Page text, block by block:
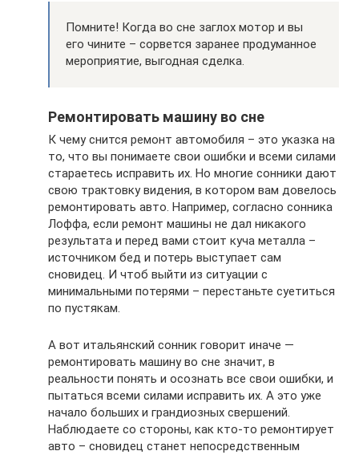
Помните! Когда во сне заглох мотор и вы
его чините – сорвется заранее продуманное
мероприятие, выгодная сделка.
Ремонтировать машину во сне
К чему снится ремонт автомобиля – это указка на
то, что вы понимаете свои ошибки и всеми силами
стараетесь исправить их. Но многие сонники дают
свою трактовку видения, в котором вам довелось
ремонтировать авто. Например, согласно сонника
Лоффа, если ремонт машины не дал никакого
результата и перед вами стоит куча металла –
источником бед и потерь выступает сам
сновидец. И чтоб выйти из ситуации с
минимальными потерями – перестаньте суетиться
по пустякам.
А вот итальянский сонник говорит иначе —
ремонтировать машину во сне значит, в
реальности понять и осознать все свои ошибки, и
пытаться всеми силами исправить их. А это уже
начало больших и грандиозных свершений.
Наблюдаете со стороны, как кто-то ремонтирует
авто – сновидец станет непосредственным